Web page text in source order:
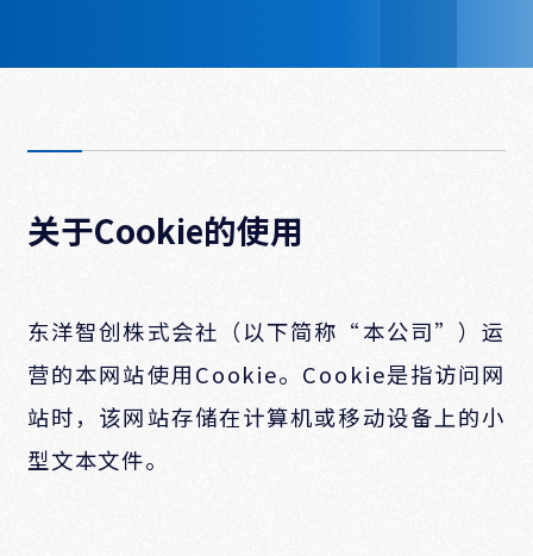
关于Cookie的使用
东洋智创株式会社（以下简称“本公司”）运
营的本网站使用Cookie。Cookie是指访问网
站时，该网站存储在计算机或移动设备上的小
型文本文件。